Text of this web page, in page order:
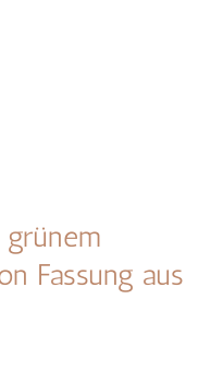
grünem
Fassung aus